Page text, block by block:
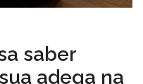
saber
adega na